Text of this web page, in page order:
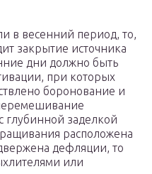
в весенний период, то,
закрытие источника
дни должно быть
при которых
боронование и
глубинной заделкой
расположена
дефляции, то
или